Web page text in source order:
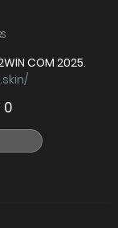
COM 2025.
0